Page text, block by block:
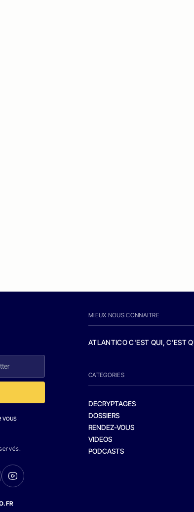
vous
MIEUX NOUS CONNAITRE
ATLANTICO C'EST QUI, C'EST
CATEGORIES
DECRYPTAGES
DOSSIERS
RENDEZ-VOUS
VIDEOS
PODCASTS